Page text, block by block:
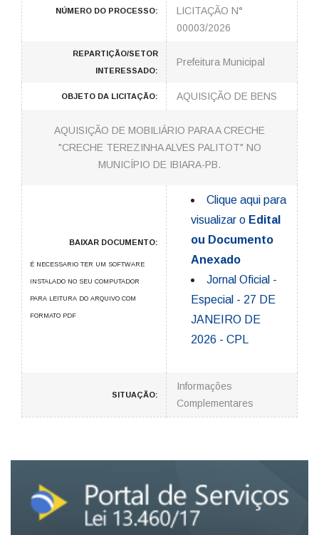
NÚMERO DO PROCESSO:
LICITAÇÃO N°
00003/2026
REPARTIÇÃO/SETOR
INTERESSADO:
Prefeitura Municipal
OBJETO DA LICITAÇÃO: AQUISIÇÃO DE BENS
AQUISIÇÃO DE MOBILIÁRIO PARA A CRECHE
"CRECHE TEREZINHA ALVES PALITOT" NO
MUNICÍPIO DE IBIARA-PB.
BAIXAR DOCUMENTO:
É NECESSARIO TER UM SOFTWARE
INSTALADO NO SEU COMPUTADOR
PARA LEITURA DO ARQUIVO COM
FORMATO PDF
Clique aqui para
visualizar o Edital
ou Documento
Anexado
Jornal Oficial -
Especial - 27 DE
JANEIRO DE
2026 - CPL
SITUAÇÃO:
Informações
Complementares